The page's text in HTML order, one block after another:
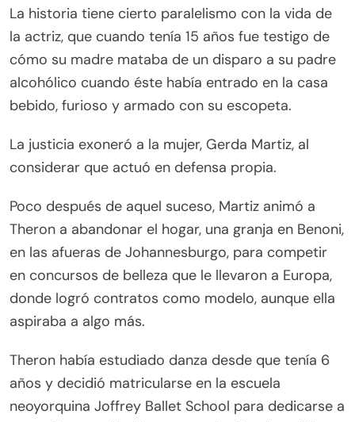
La historia tiene cierto paralelismo con la vida de
la actriz, que cuando tenía 15 años fue testigo de
cómo su madre mataba de un disparo a su padre
alcohólico cuando éste había entrado en la casa
bebido, furioso y armado con su escopeta.
La justicia exoneró a la mujer, Gerda Martiz, al
considerar que actuó en defensa propia.
Poco después de aquel suceso, Martiz animó a
Theron a abandonar el hogar, una granja en Benoni,
en las afueras de Johannesburgo, para competir
en concursos de belleza que le llevaron a Europa,
donde logró contratos como modelo, aunque ella
aspiraba a algo más.
Theron había estudiado danza desde que tenía 6
años y decidió matricularse en la escuela
neoyorquina Joffrey Ballet School para dedicarse a